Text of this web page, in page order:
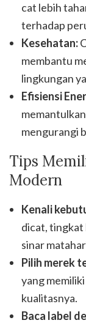
cat lebih
terhadap
Kesehatan:
membantu
lingkungan
Efisiensi
mengurangi
Tips
Modern
Kenali
dicat, tingkat
sinar
Pilih merek
yang
kualitasnya.
Baca label